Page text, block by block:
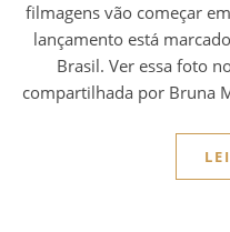
filmagens vão começar
lançamento está
Brasil. Ver essa foto
compartilhada por Bruna